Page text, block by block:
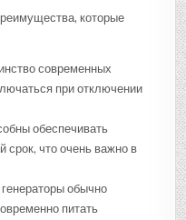
которые
современных
при отключении
обеспечивать
срок, что очень важно в
обычно
питать